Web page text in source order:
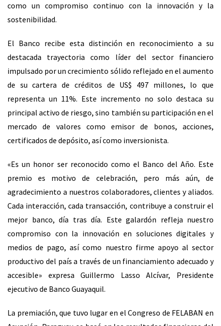
como un compromiso continuo con la innovación y la
sostenibilidad.
El Banco recibe esta distinción en reconocimiento a su
destacada trayectoria como líder del sector financiero
impulsado por un crecimiento sólido reflejado en el aumento
de su cartera de créditos de US$ 497 millones, lo que
representa un 11%. Este incremento no solo destaca su
principal activo de riesgo, sino también su participación en el
mercado de valores como emisor de bonos, acciones,
certificados de depósito, así como inversionista.
«Es un honor ser reconocido como el Banco del Año. Este
premio es motivo de celebración, pero más aún, de
agradecimiento a nuestros colaboradores, clientes y aliados.
Cada interacción, cada transacción, contribuye a construir el
mejor banco, día tras día. Este galardón refleja nuestro
compromiso con la innovación en soluciones digitales y
medios de pago, así como nuestro firme apoyo al sector
productivo del país a través de un financiamiento adecuado y
accesible» expresa Guillermo Lasso Alcívar, Presidente
ejecutivo de Banco Guayaquil.
La premiación, que tuvo lugar en el Congreso de FELABAN en